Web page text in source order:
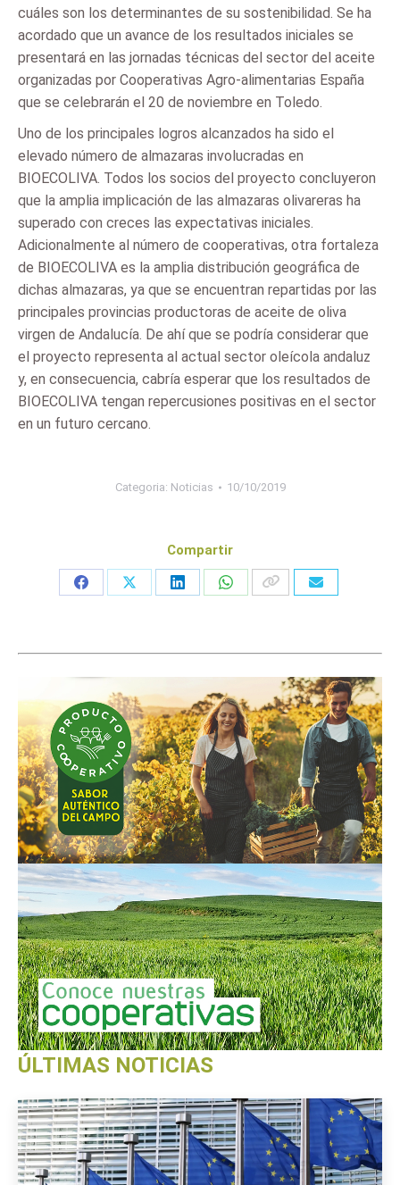
cuáles son los determinantes de su sostenibilidad. Se ha
acordado que un avance de los resultados iniciales se
presentará en las jornadas técnicas del sector del aceite
organizadas por Cooperativas Agro-alimentarias España
que se celebrarán el 20 de noviembre en Toledo.
Uno de los principales logros alcanzados ha sido el
elevado número de almazaras involucradas en
BIOECOLIVA. Todos los socios del proyecto concluyeron
que la amplia implicación de las almazaras olivareras ha
superado con creces las expectativas iniciales.
Adicionalmente al número de cooperativas, otra fortaleza
de BIOECOLIVA es la amplia distribución geográfica de
dichas almazaras, ya que se encuentran repartidas por las
principales provincias productoras de aceite de oliva
virgen de Andalucía. De ahí que se podría considerar que
el proyecto representa al actual sector oleícola andaluz
y, en consecuencia, cabría esperar que los resultados de
BIOECOLIVA tengan repercusiones positivas en el sector
en un futuro cercano.
Categoria: Noticias 10/10/2019
Compartir
Share
Share
Share
Share
ÚLTIMAS NOTICIAS